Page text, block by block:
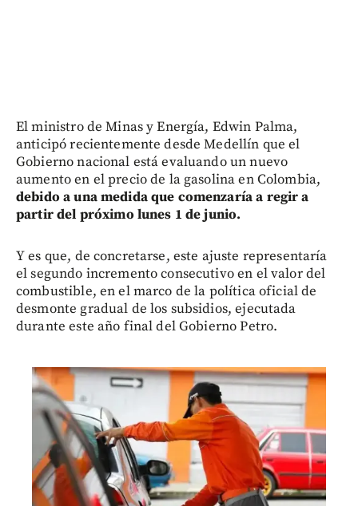
El ministro de Minas y Energía, Edwin Palma,
anticipó recientemente desde Medellín que el
Gobierno nacional está evaluando un nuevo
aumento en el precio de la gasolina en Colombia,
debido a una medida que comenzaría a regir a
partir del próximo lunes 1 de junio.
Y es que, de concretarse, este ajuste representaría
el segundo incremento consecutivo en el valor del
combustible, en el marco de la política oficial de
desmonte gradual de los subsidios, ejecutada
durante este año final del Gobierno Petro.